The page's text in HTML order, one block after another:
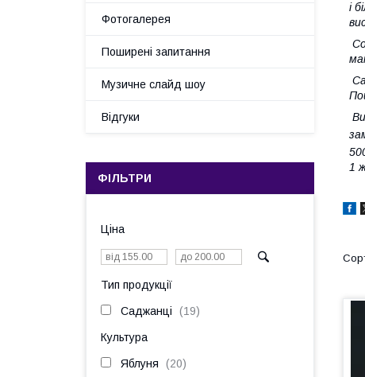
і
1
Фотогалерея
Поширені запитання
Музичне слайд шоу
Відгуки
ФІЛЬТРИ
Ціна
Тип продукції
Саджанці 19
Культура
Яблуня 20